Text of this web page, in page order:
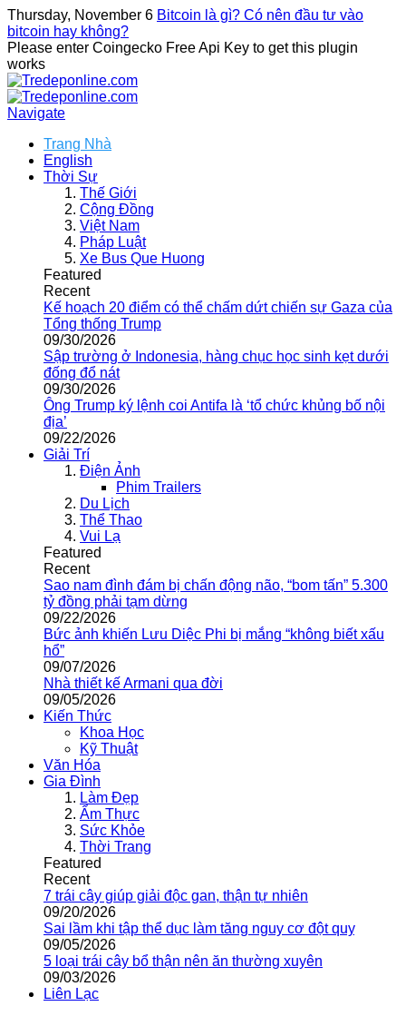
Thursday, November 6 Bitcoin là gì? Có nên đầu tư vào
bitcoin hay không?
Please enter Coingecko Free Api Key to get this plugin
works
Navigate
Trang Nhà
English
Thời Sự
Thế Giới
Cộng Đồng
Việt Nam
Pháp Luật
Xe Bus Que Huong
Featured
Recent
Kế hoạch 20 điểm có thể chấm dứt chiến sự Gaza của
Tổng thống Trump
09/30/2026
Sập trường ở Indonesia, hàng chục học sinh kẹt dưới
đống đổ nát
09/30/2026
Ông Trump ký lệnh coi Antifa là ‘tổ chức khủng bố nội
địa’
09/22/2026
Giải Trí
Điện Ảnh
Phim Trailers
Du Lịch
Thể Thao
Vui Lạ
Featured
Recent
Sao nam đình đám bị chấn động não, “bom tấn” 5.300
tỷ đồng phải tạm dừng
09/22/2026
Bức ảnh khiến Lưu Diệc Phi bị mắng “không biết xấu
hổ”
09/07/2026
Nhà thiết kế Armani qua đời
09/05/2026
Kiến Thức
Khoa Học
Kỹ Thuật
Văn Hóa
Gia Đình
Làm Đẹp
Ẩm Thực
Sức Khỏe
Thời Trang
Featured
Recent
7 trái cây giúp giải độc gan, thận tự nhiên
09/20/2026
Sai lầm khi tập thể dục làm tăng nguy cơ đột quỵ
09/05/2026
5 loại trái cây bổ thận nên ăn thường xuyên
09/03/2026
Liên Lạc